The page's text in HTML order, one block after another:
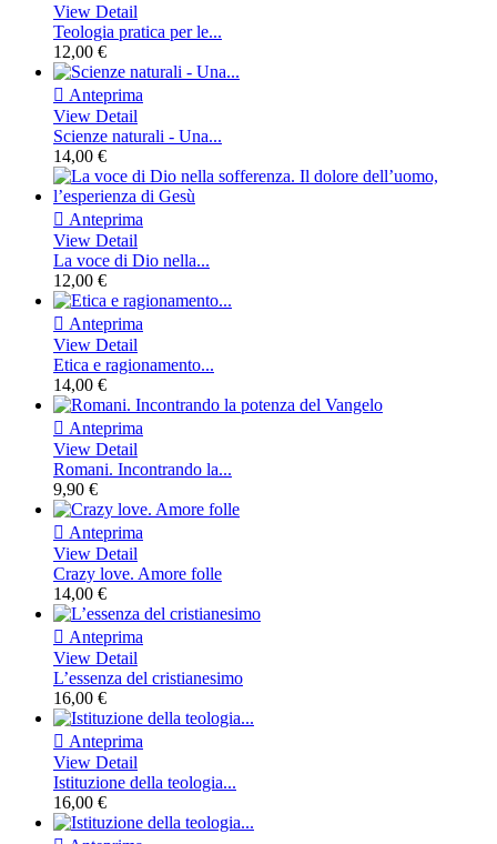
View Detail
Teologia pratica per le...
12,00 €
 Anteprima
View Detail
Scienze naturali - Una...
14,00 €
 Anteprima
View Detail
La voce di Dio nella...
12,00 €
 Anteprima
View Detail
Etica e ragionamento...
14,00 €
 Anteprima
View Detail
Romani. Incontrando la...
9,90 €
 Anteprima
View Detail
Crazy love. Amore folle
14,00 €
 Anteprima
View Detail
L’essenza del cristianesimo
16,00 €
 Anteprima
View Detail
Istituzione della teologia...
16,00 €